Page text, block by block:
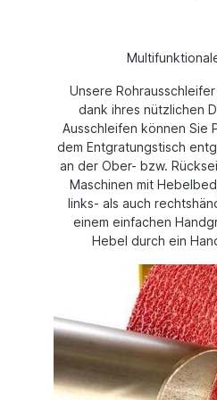
Unsere
dank ihres nützlichen
Ausschleifen können Sie
dem Entgratungstisch
an der Ober- bzw.
Maschinen mit
links- als auch
einem einfachen
Hebel durch ein